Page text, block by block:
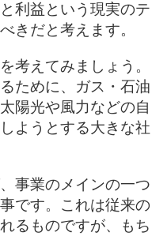
利益という現実のテ
きだと考えます。
考えてみましょう。
ために、ガス・石油
陽光や風力などの自
ようとする大きな社
事業のメインの一つ
です。これは従来の
るものですが、もち